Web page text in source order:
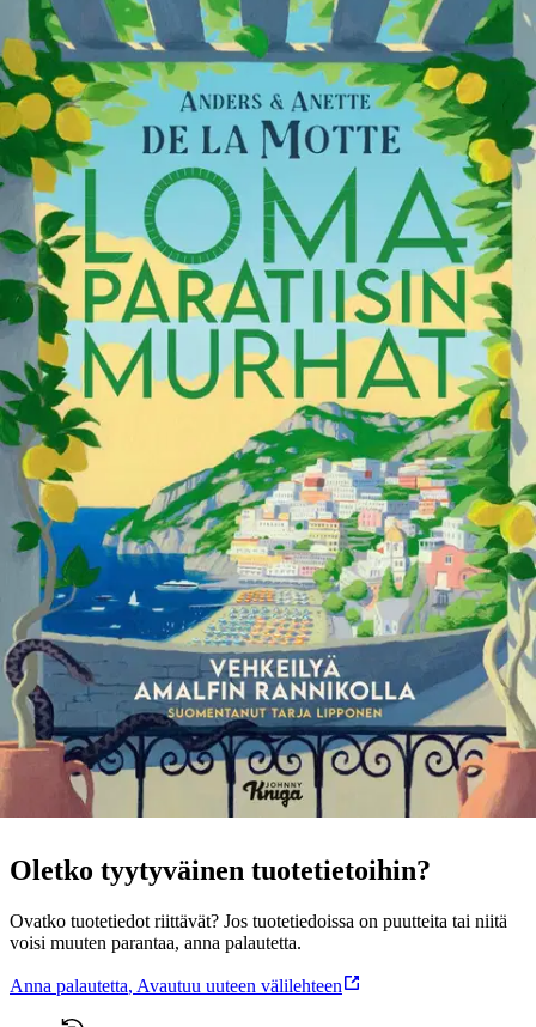
Ei saatavilla
Tuotekuvaus
Sitruunalehtoja, limoncelloa, herkullisia leivonnaisia – ja uusi,
arvoituksellinen kuolemantapaus. Huippuluokan cozy crime -
mysteeri tarjoilee kiperiä juonenkäänteitä Italian hurmaavissa
maisemissa. Historianopettaja Hugo Lind on päättänyt jäädä Caprin-
matkaltaan Italiaan. Hän on ihastunut matkanjohtaja Lara
Belmonteen, ja kun Lara tarvitsee bussikuskia, Hugo tarttuu
empimättä toimeen. Lara on järjestänyt luksusretken Amalfin
rannikolle.Mukaan on tulossa ruotsalaisen yrittäjäperheen
patriarkka, jonka huhutaan olevan vetäytymässä
makeisimperiuminsa johtotehtävistä. Mutta kenen hyväksi? Ja kuka
nousee vallan huipulle? Onko joku matkaseurueesta valmis jopa
murhaamaan voittaakseen valtataistelun? Vehkeilyä Amalfin
rannikolla tarjoilee lukijalle aurinkoa, ihanaa ruokaa ja jännittäviä
juonenkäänteitä kuin Agatha Christie konsanaan. Se jatkaa kehutun
Kuolema Caprilla -teoksen avaamaa Lomaparatiisin murhat -sarjaa.
Anders de la Motte (s. 1971) on yksi suosituimmista ruotsalaisista
dekkaristeista. Hänen teoksiaan on myyty miljoonia kappaleita.
Anette de la Motte (s. 1970) on kieltenopettaja, jolla on ollut
merkittävä rooli Andersin taustavoimana. He ovat myös aviopari.
Taustaltaan italialainen Anette tuntee vanhan kotimaansa taiteen ja
ruokakulttuurin. Se näkyy jälleen lopputuloksessa.
Näytä lisää tuotekuvausta
Ominaisuudet
Oletko tyytyväinen tuotetietoihin?
Ovatko tuotetiedot riittävät? Jos tuotetiedoissa on puutteita tai niitä
voisi muuten parantaa, anna palautetta.
Anna palautetta, Avautuu uuteen välilehteen